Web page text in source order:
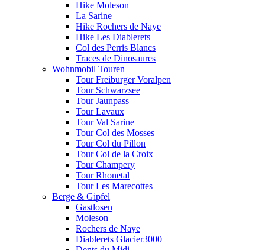
Hike Moleson
La Sarine
Hike Rochers de Naye
Hike Les Diablerets
Col des Perris Blancs
Traces de Dinosaures
Wohnmobil Touren
Tour Freiburger Voralpen
Tour Schwarzsee
Tour Jaunpass
Tour Lavaux
Tour Val Sarine
Tour Col des Mosses
Tour Col du Pillon
Tour Col de la Croix
Tour Champery
Tour Rhonetal
Tour Les Marecottes
Berge & Gipfel
Gastlosen
Moleson
Rochers de Naye
Diablerets Glacier3000